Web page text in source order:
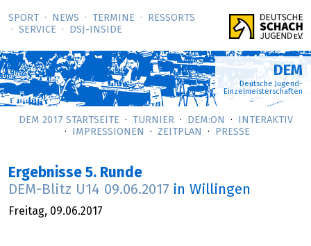
SPORT NEWS TERMINE
RESSORTS
SERVICE
DSJ-­INSIDE
DEM
Deutsche Jugend-
Einzelmeisterschaften
DEM 2017 STARTSEITE TURNIER DEM:ON
INTERAKTIV
IMPRESSIONEN
ZEITPLAN PRESSE
Ergebnisse 5. Runde
DEM-Blitz U14 09.06.2017 in Willingen
Freitag, 09.06.2017